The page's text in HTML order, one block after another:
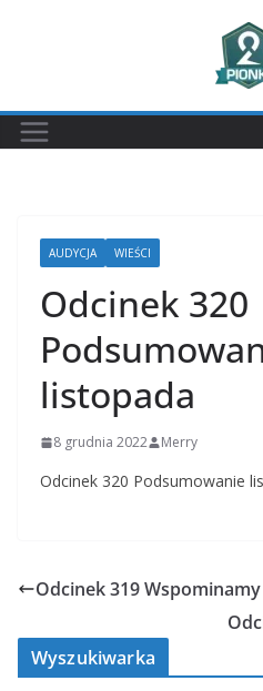
AUDYCJA WIEŚCI
Odcinek 320
listopada
8 grudnia 2022 Merry
Odcinek 320 Podsumowanie
Odcinek 319
Wyszukiwarka